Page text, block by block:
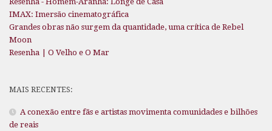
IMAX: Imersão cinematográfica
Grandes obras não surgem da quantidade, uma crítica de Rebel
Moon
Resenha | O Velho e O Mar
MAIS RECENTES:
A conexão entre fãs e artistas movimenta comunidades e bilhões
de reais